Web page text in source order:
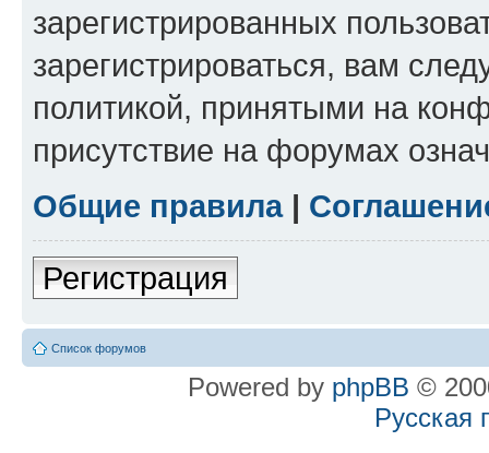
зарегистрированных
зарегистрироваться, вам
политикой, принятыми на
присутствие на форумах
Общие правила|
Регистрация
Список форумов
Powered by phpBB ©
Русская